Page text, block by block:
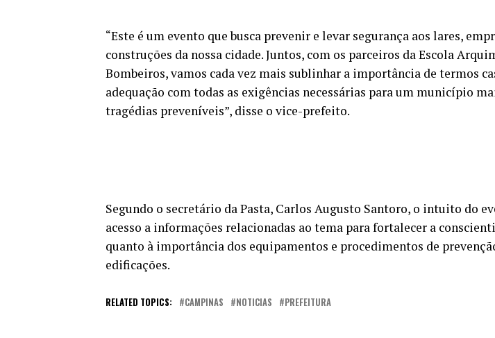
“Este é um evento que busca prevenir e levar segurança aos lares,
construções da nossa cidade. Juntos, com os parceiros da Escola
Bombeiros, vamos cada vez mais sublinhar a importância de termos
adequação com todas as exigências necessárias para um município
tragédias preveníveis”, disse o vice-prefeito.
Segundo o secretário da Pasta, Carlos Augusto Santoro, o intuito do
acesso a informações relacionadas ao tema para fortalecer a
quanto à importância dos equipamentos e procedimentos de
edificações.
RELATED TOPICS: CAMPINAS NOTICIAS PREFEITURA